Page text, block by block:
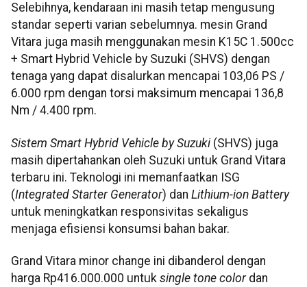
Selebihnya, kendaraan ini masih tetap mengusung
standar seperti varian sebelumnya. mesin Grand
Vitara juga masih menggunakan mesin K15C 1.500cc
+ Smart Hybrid Vehicle by Suzuki (SHVS) dengan
tenaga yang dapat disalurkan mencapai 103,06 PS /
6.000 rpm dengan torsi maksimum mencapai 136,8
Nm / 4.400 rpm.
Sistem Smart Hybrid Vehicle by Suzuki (SHVS) juga
masih dipertahankan oleh Suzuki untuk Grand Vitara
terbaru ini. Teknologi ini memanfaatkan ISG
(Integrated Starter Generator) dan Lithium-ion Battery
untuk meningkatkan responsivitas sekaligus
menjaga efisiensi konsumsi bahan bakar.
Grand Vitara minor change ini dibanderol dengan
harga Rp416.000.000 untuk single tone colordan